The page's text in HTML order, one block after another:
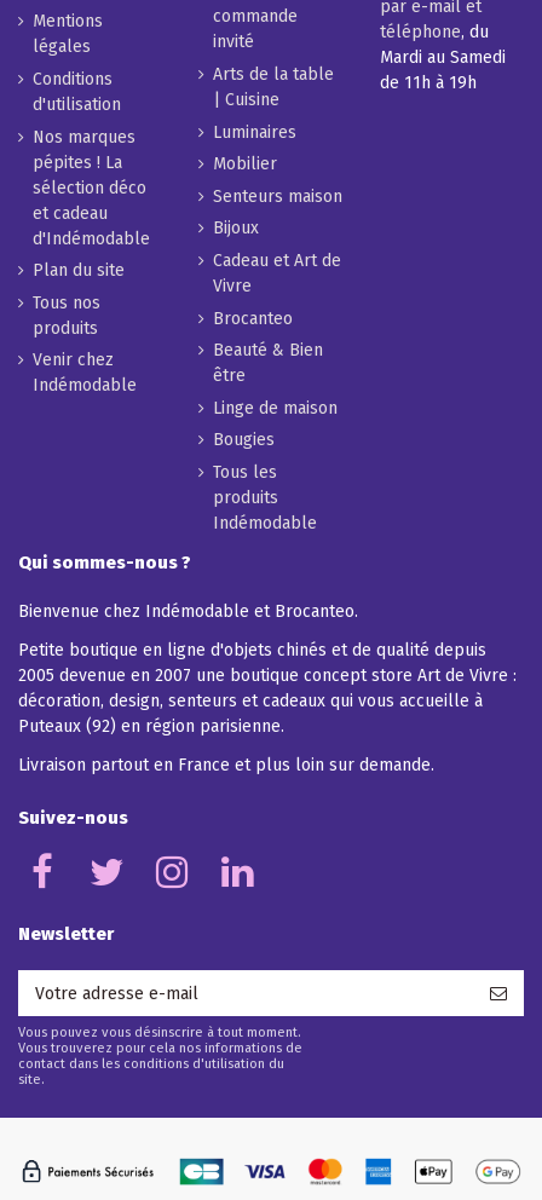
Mentions
légales
Conditions
d'utilisation
Nos marques
pépites ! La
sélection déco
et cadeau
d'Indémodable
Plan du site
Tous nos
produits
Venir chez
Indémodable
commande
invité
Arts de la table
| Cuisine
Luminaires
Mobilier
Senteurs maison
Bijoux
Cadeau et Art de
Vivre
Brocanteo
Beauté & Bien
être
Linge de maison
Bougies
Tous les
produits
Indémodable
par e-mail et
téléphone, du
Mardi au Samedi
de 11h à 19h
Qui sommes-nous ?
Bienvenue chez Indémodable et Brocanteo.
Petite boutique en ligne d'objets chinés et de qualité depuis
2005 devenue en 2007 une boutique concept store Art de Vivre :
décoration, design, senteurs et cadeaux qui vous accueille à
Puteaux (92) en région parisienne.
Livraison partout en France et plus loin sur demande.
Suivez-nous
Newsletter
Vous pouvez vous désinscrire à tout moment.
Vous trouverez pour cela nos informations de
contact dans les conditions d'utilisation du
site.